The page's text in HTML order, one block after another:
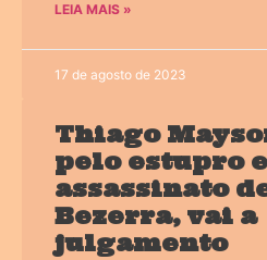
LEIA MAIS »
17 de agosto de 2023
Thiago
pelo estupro e
assassinato
Bezerra, vai a
julgamento